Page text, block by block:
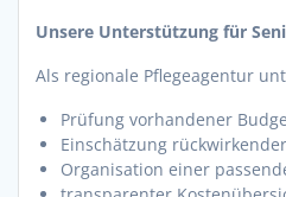
Unsere Unterstützung für
Als regionale Pflegeagentur
Prüfung vorhandener
Einschätzung
Organisation einer